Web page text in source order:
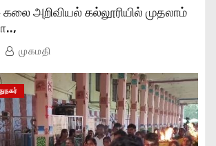
கலை அறிவியல் கல்லூரியில் முதலாம்
முகமதி